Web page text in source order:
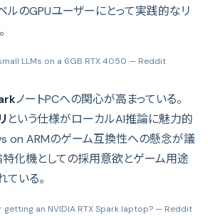
ルのGPUユーザーにとって実践的なリ
LLMs on a 6GB RTX 4050 — Reddit
ノートPCへの関心が高まっている。
という仕様がローカルAI推論に魅力的
on ARMのゲーム互換性への懸念が議
特化機としての採用意欲とゲーム用途
いる。
an NVIDIA RTX Spark laptop? — Reddit